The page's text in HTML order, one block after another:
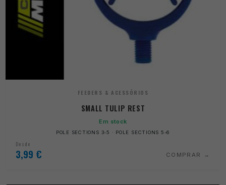
FEEDERS & ACESSÓRIOS
SMALL TULIP REST
Em stock
POLE SECTIONS 3-5 · POLE SECTIONS 5-6
Desde
3,99 € COMPRAR